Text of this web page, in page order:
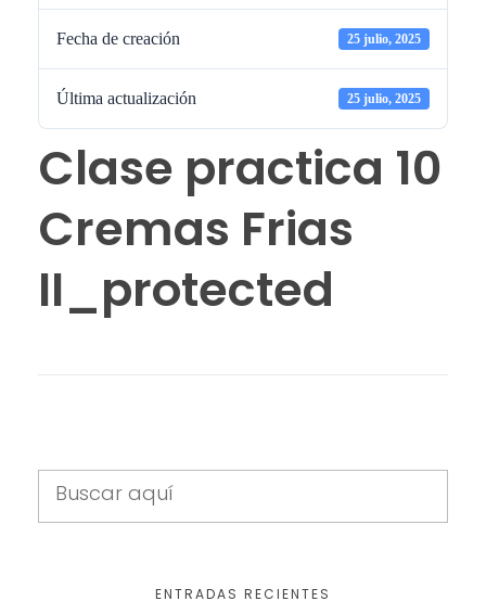
Fecha de creación 25 julio, 2025
Última actualización 25 julio, 2025
Clase practica 10
Cremas Frias
II_protected
ENTRADAS RECIENTES